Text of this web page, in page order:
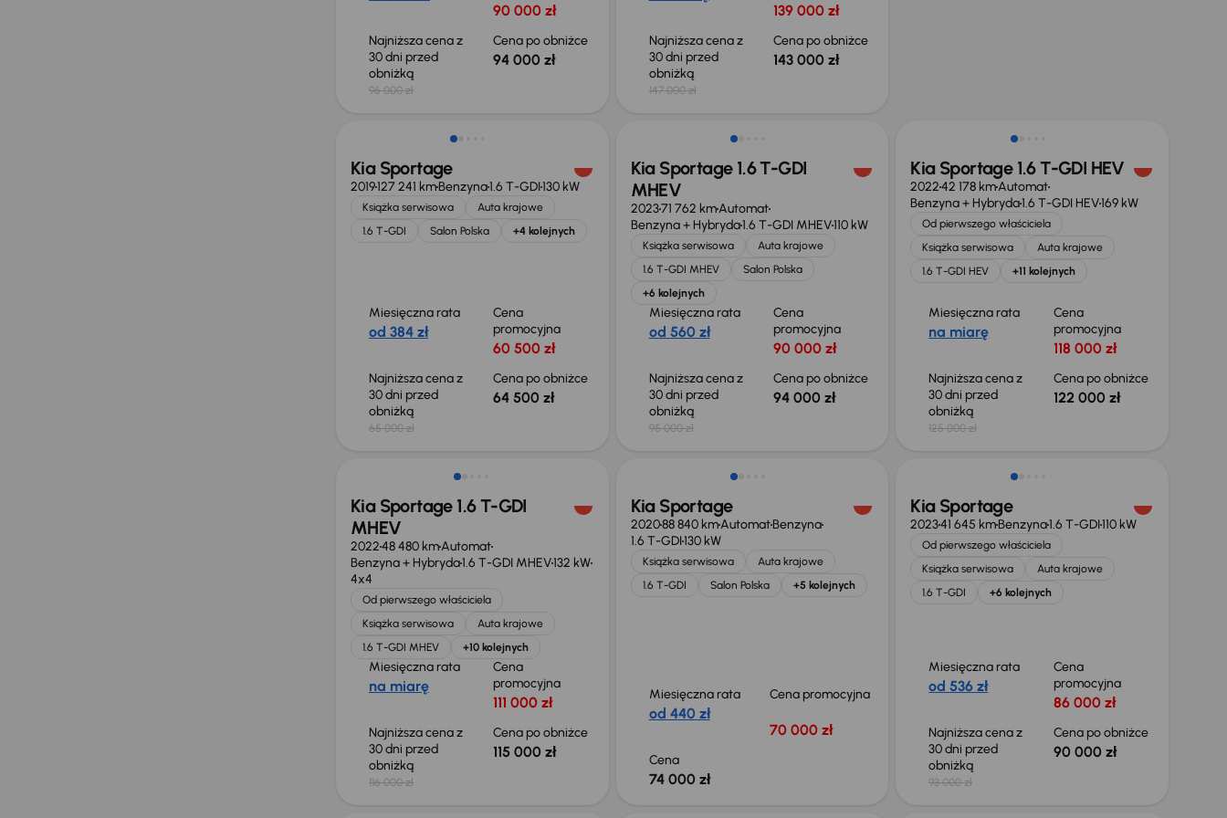
90 000 zł
Najniższa cena z
30 dni przed
obniżką
96 000 zł
Cena po obniżce
94 000 zł
139 000 zł
Najniższa cena z
30 dni przed
obniżką
147 000 zł
Cena po obniżce
143 000 zł
Taniej o 500 zł
Kia Sportage
2019127 241 kmBenzyna1.6 T-GDI130 kW
Książka serwisowa
Auta krajowe
1.6 T-GDI
Salon Polska +4 kolejnych
Miesięczna rata
od 384 zł
Cena
promocyjna
60 500 zł
Najniższa cena z
30 dni przed
obniżką
65 000 zł
Cena po obniżce
64 500 zł
Taniej o 1 000 zł
Kia Sportage 1.6 T-GDI
MHEV
202371 762 kmAutomat
Benzyna + Hybryda1.6 T-GDI MHEV110 kW
Książka serwisowa
Auta krajowe
1.6 T-GDI MHEV
Salon Polska
+6 kolejnych
Miesięczna rata
od 560 zł
Cena
promocyjna
90 000 zł
Najniższa cena z
30 dni przed
obniżką
95 000 zł
Cena po obniżce
94 000 zł
Kia Sportage 1.6 T-GDI HEV
202242 178 kmAutomat
Benzyna + Hybryda1.6 T-GDI HEV169 kW
Od pierwszego właściciela
Książka serwisowa
Auta krajowe
1.6 T-GDI HEV
+11 kolejnych
Miesięczna rata
na miarę
Cena
promocyjna
118 000 zł
Najniższa cena z
30 dni przed
obniżką
125 000 zł
Cena po obniżce
122 000 zł
Taniej o 1 000 zł
Kia Sportage 1.6 T-GDI
MHEV
202248 480 kmAutomat
Benzyna + Hybryda1.6 T-GDI MHEV132 kW
4x4
Od pierwszego właściciela
Książka serwisowa
Auta krajowe
1.6 T-GDI MHEV
+10 kolejnych
Miesięczna rata
na miarę
Cena
promocyjna
111 000 zł
Najniższa cena z
30 dni przed
obniżką
116 000 zł
Cena po obniżce
115 000 zł
Kia Sportage
202088 840 kmAutomatBenzyna
1.6 T-GDI130 kW
Książka serwisowa
Auta krajowe
1.6 T-GDI
Salon Polska +5 kolejnych
Miesięczna rata
od 440 zł
Cena promocyjna
70 000 zł
Cena
74 000 zł
Taniej o 3 000 zł
Kia Sportage
202341 645 kmBenzyna1.6 T-GDI110 kW
Od pierwszego właściciela
Książka serwisowa
Auta krajowe
1.6 T-GDI
+6 kolejnych
Miesięczna rata
od 536 zł
Cena
promocyjna
86 000 zł
Najniższa cena z
30 dni przed
obniżką
93 000 zł
Cena po obniżce
90 000 zł